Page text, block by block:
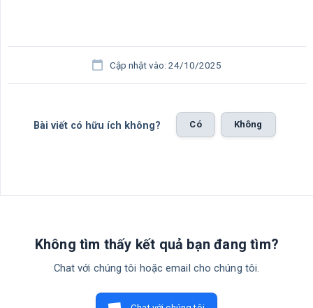
Cập nhật vào: 24/10/2025
Bài viết có hữu ích không? Có Không
Không tìm thấy kết quả bạn đang tìm?
Chat với chúng tôi hoặc email cho chúng tôi.